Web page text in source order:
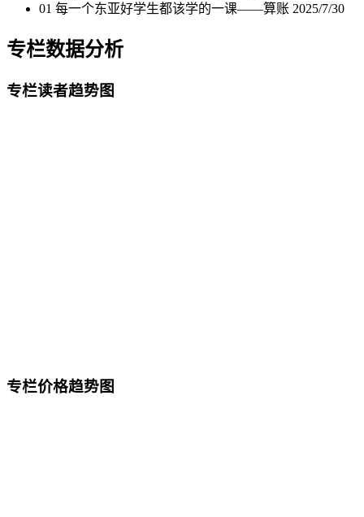
01 每一个东亚好学生都该学的一课——算账 2025/7/30
专栏数据分析
专栏读者趋势图
专栏价格趋势图